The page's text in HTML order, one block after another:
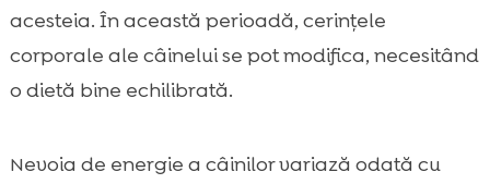
acesteia. În această perioadă, cerințele
corporale ale câinelui se pot modifica, necesitând
o dietă bine echilibrată.
Nevoia de energie a câinilor variază odată cu